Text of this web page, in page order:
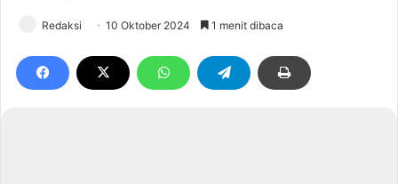
Redaksi 10 Oktober 2024 1 menit dibaca